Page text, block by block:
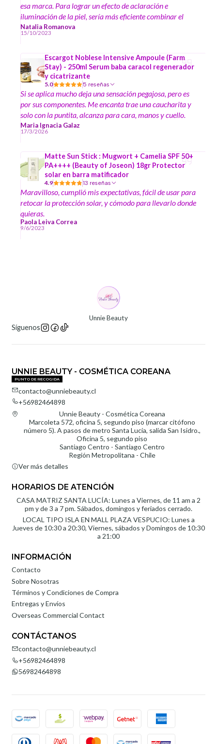
esa marca. Para lograr un efecto de aclaración e
iluminación de la piel, sería más eficiente combinar el
tónico con algún sérum con vitamina C. Excelente tienda,
¡gracias por los regalitos que encontré en la caja! :)
Natalia Romanova
15/10/2023
Escargot Noblese Intensive Ampoule (Farm
Stay) - 250ml Serum baba caracol regenerador
y cicatrizante
5.0 5 reseñas
Si se aplica mucho deja una sensación pegajosa, pero es
por sus componentes. Me encanta trae una caucharita y
solo con la puntita, alcanza para cara, manos y cuello.
Me encanta, lo recomiendo bastante
Maria Ignacia Galaz
17/3/2026
Matte Sun Stick : Mugwort + Camelia SPF 50+
PA++++ (Beauty of Joseon) 18gr Protector
solar en barra matificador
4.9 13 reseñas
Maravilloso, cumplió mis expectativas, fácil de usar para
retocar la protección solar, y cómodo para llevarlo donde
quieras.
Paola Leiva Correa
9/6/2023
Unnie Beauty
Síguenos
UNNIE BEAUTY - COSMÉTICA COREANA
PUNTO DE RECOGIDA
contacto@unniebeauty.cl
+56982464898
Unnie Beauty - Cosmética Coreana
Marcoleta 572, oficina 5, segundo piso (marcar citófono
número 5). A pasos de metro Santa Lucía, salida San Isidro.,
Oficina 5, segundo piso
Santiago Centro - Santiago Centro
Región Metropolitana - Chile
Ver más detalles
HORARIOS DE ATENCIÓN
CASA MATRIZ SANTA LUCÍA: Lunes a Viernes, de 11 am a 2
pm y de 3 a 7 pm. Sábados, domingos y feriados cerrado.
LOCAL TIPO ISLA EN MALL PLAZA VESPUCIO: Lunes a
Jueves de 10:30 a 20:30, Viernes, sábados y Domingos de 10:30
a 21:00
INFORMACIÓN
Contacto
Sobre Nosotras
Términos y Condiciones de Compra
Entregas y Envíos
Overseas Commercial Contact
CONTÁCTANOS
contacto@unniebeauty.cl
+56982464898
56982464898